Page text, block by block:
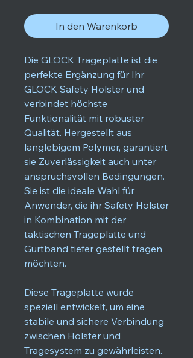
In den Warenkorb
Die GLOCK Trageplatte ist die
perfekte Ergänzung für Ihr
GLOCK Safety Holster und
verbindet höchste
Funktionalität mit robuster
Qualität. Hergestellt aus
langlebigem Polymer, garantiert
sie Zuverlässigkeit auch unter
anspruchsvollen Bedingungen.
Sie ist die ideale Wahl für
Anwender, die ihr Safety Holster
in Kombination mit der
taktischen Trageplatte und
Gurtband tiefer gestellt tragen
möchten.
Diese Trageplatte wurde
speziell entwickelt, um eine
stabile und sichere Verbindung
zwischen Holster und
Tragesystem zu gewährleisten.